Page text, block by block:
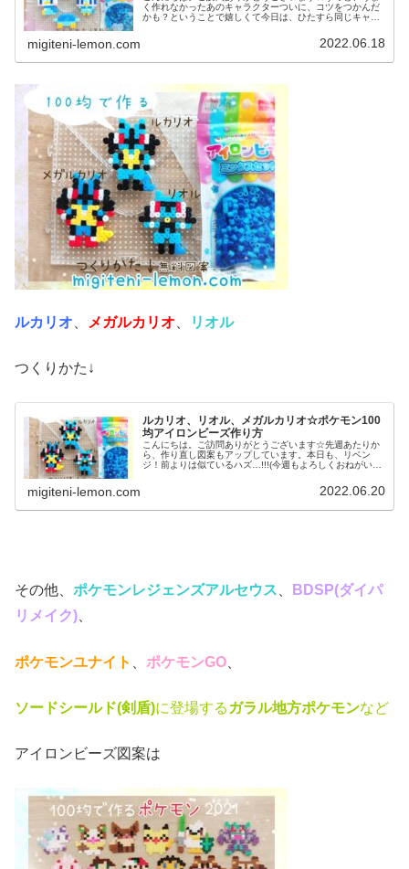
く作れなかったあのキャラクターついに、コツをつかんだ
かも？ということで嬉しくて今日は、ひたすら同じキャラ
migiteni-lemon.com 2022.06.18
ルカリオ メガルカリオ リオル
つくりかた↓
ルカリオ、リオル、メガルカリオ☆ポケモン100
均アイロンビーズ作り方
こんにちは。ご訪問ありがとうございます☆先週あたりか
ら、作り直し図案もアップしています。本日も、リベン
ジ！前よりは似ているハズ…!!!(今週もよろしくおねがいし
migiteni-lemon.com 2022.06.20
その他、 ポケモンレジェンズアルセウス
BDSP(ダイパ
リメイク)
ポケモンユナイト ポケモンGO
ソードシールド(剣盾)に登場する ガラル地方ポケモンなど
アイロンビーズ図案は